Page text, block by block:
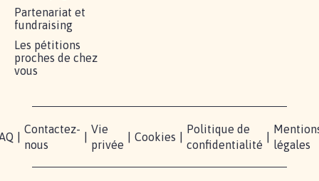
Partenariat et
fundraising
Les pétitions
proches de chez
vous
Contactez-
nous
Vie
privée
Cookies
Politique de
confidentialité
légales